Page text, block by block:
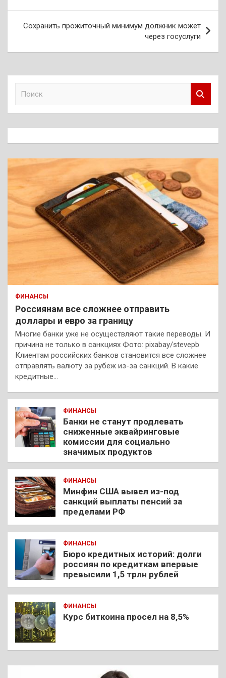
записям
Сохранить прожиточный минимум должник может
через госуслуги
к
ФИНАНСЫ
Россиянам все сложнее отправить
доллары и евро за границу
Многие банки уже не осуществляют такие переводы. И
причина не только в санкциях Фото: pixabay/stevepb
Клиентам российских банков становится все сложнее
отправлять валюту за рубеж из-за санкций. В какие
кредитные…
ФИНАНСЫ
Банки не станут продлевать
сниженные эквайринговые
комиссии для социально
значимых продуктов
ФИНАНСЫ
Минфин США вывел из-под
санкций выплаты пенсий за
пределами РФ
ФИНАНСЫ
Бюро кредитных историй: долги
россиян по кредиткам впервые
превысили 1,5 трлн рублей
ФИНАНСЫ
Курс биткоина просел на 8,5%